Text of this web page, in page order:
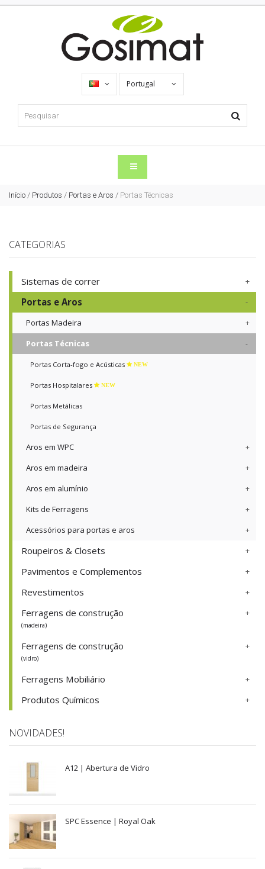
Portugal
Início / Produtos / Portas e Aros / Portas Técnicas
CATEGORIAS
Sistemas de correr
Portas e Aros
Portas Madeira
Portas Técnicas
Portas Corta-fogo e Acústicas NEW
Portas Hospitalares NEW
Portas Metálicas
Portas de Segurança
Aros em WPC
Aros em madeira
Aros em alumínio
Kits de Ferragens
Acessórios para portas e aros
Roupeiros & Closets
Pavimentos e Complementos
Revestimentos
Ferragens de construção
(madeira)
Ferragens de construção
(vidro)
Ferragens Mobiliário
Produtos Químicos
NOVIDADES!
A12 | Abertura de Vidro
SPC Essence | Royal Oak